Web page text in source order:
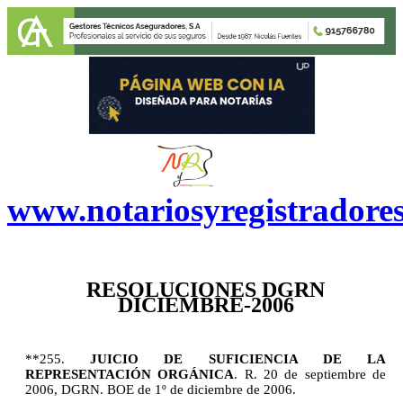
RESOLUCIONES DGRN
DICIEMBRE-2006
**255.JUICIO DE SUFICIENCIA DE LA
REPRESENTACIÓN ORGÁNICA. R. 20 de septiembre de
2006, DGRN. BOE de 1º de diciembre de 2006.